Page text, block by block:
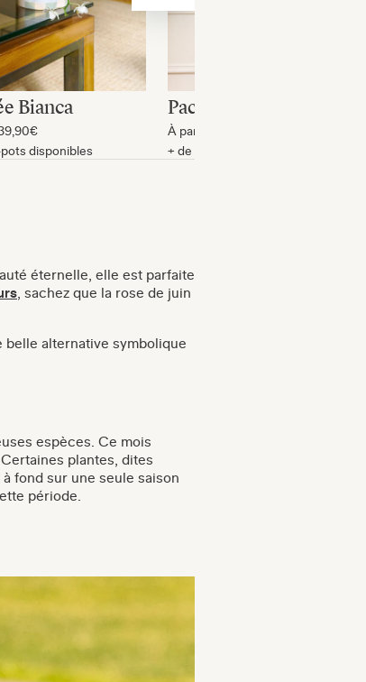
Bianca
disponibles
Pachira James
À partir de
+ de cache-pots disponibles
éternelle, elle est parfaite
, sachez que la rose de juin
alternative symbolique
espèces. Ce mois
plantes, dites
fond sur une seule saison
période.